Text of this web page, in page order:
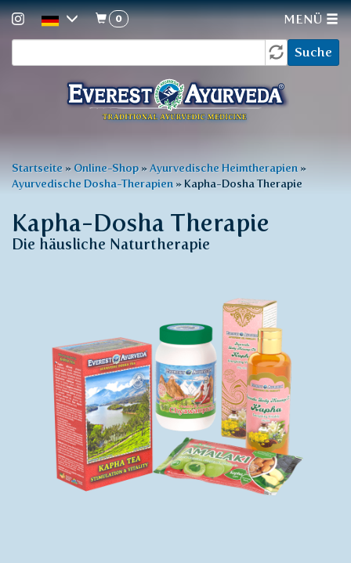
zum
Suche
0 MENÜ
Sie
sind
hier
Startseite » Online-Shop »Ayurvedische Heimtherapien »
Ayurvedische Dosha-Therapien » Kapha-Dosha Therapie
Kapha-Dosha Therapie
Die häusliche Naturtherapie